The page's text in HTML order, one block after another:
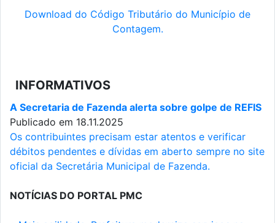
Download do Código Tributário do Município de
Contagem.
INFORMATIVOS
A Secretaria de Fazenda alerta sobre golpe de REFIS
Publicado em 18.11.2025
Os contribuintes precisam estar atentos e verificar
débitos pendentes e dívidas em aberto sempre no site
oficial da Secretária Municipal de Fazenda.
NOTÍCIAS DO PORTAL PMC